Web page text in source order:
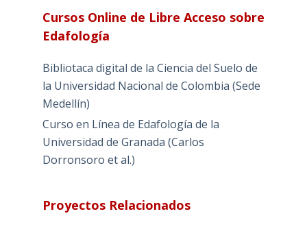
Cursos Online de Libre Acceso sobre
Edafología
Bibliotaca digital de la Ciencia del Suelo de
la Universidad Nacional de Colombia (Sede
Medellín)
Curso en Línea de Edafología de la
Universidad de Granada (Carlos
Dorronsoro et al.)
Proyectos Relacionados